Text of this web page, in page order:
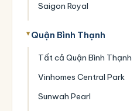
Saigon Royal
Quận Bình Thạnh
Tất cả Quận Bình Thạnh
Vinhomes Central Park
Sunwah Pearl